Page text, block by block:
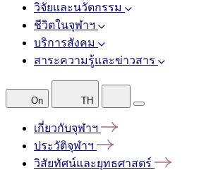
วิจัยและนวัตกรรม
ชีวิตในจุฬาฯ
บริการสังคม
สาระความรู้และข่าวสาร
On TH
เกี่ยวกับจุฬาฯ
ประวัติจุฬาฯ
วิสัยทัศน์และยุทธศาสตร์